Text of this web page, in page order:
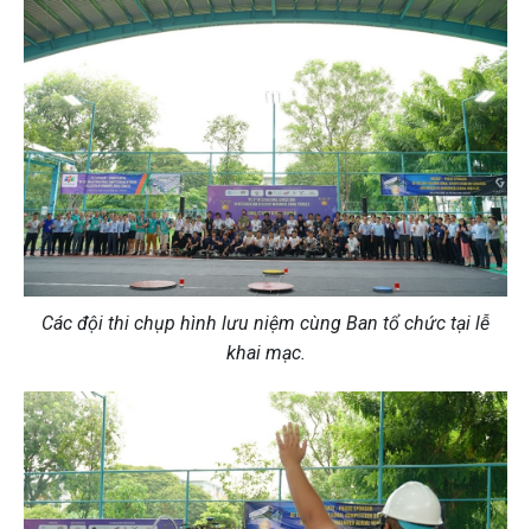
Các đội thi chụp hình lưu niệm cùng Ban tổ chức tại lễ
khai mạc.